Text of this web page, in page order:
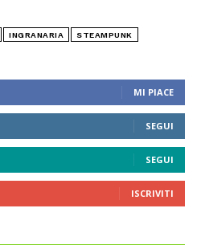
MI PIACE
SEGUI
SEGUI
ISCRIVITI
INGRANARIA STEAMPUNK